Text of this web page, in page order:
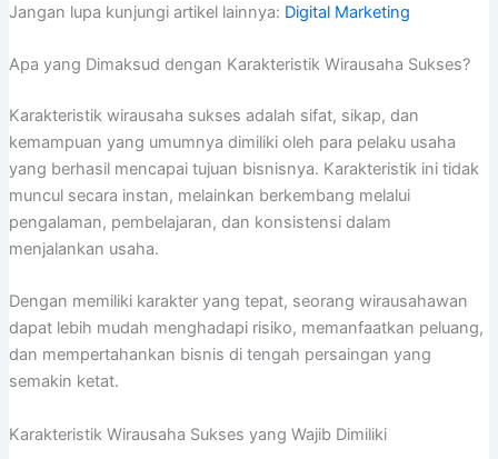
Jangan lupa kunjungi artikel lainnya: Digital Marketing
Apa yang Dimaksud dengan Karakteristik Wirausaha Sukses?
Karakteristik wirausaha sukses adalah sifat, sikap, dan
kemampuan yang umumnya dimiliki oleh para pelaku usaha
yang berhasil mencapai tujuan bisnisnya. Karakteristik ini tidak
muncul secara instan, melainkan berkembang melalui
pengalaman, pembelajaran, dan konsistensi dalam
menjalankan usaha.
Dengan memiliki karakter yang tepat, seorang wirausahawan
dapat lebih mudah menghadapi risiko, memanfaatkan peluang,
dan mempertahankan bisnis di tengah persaingan yang
semakin ketat.
Karakteristik Wirausaha Sukses yang Wajib Dimiliki